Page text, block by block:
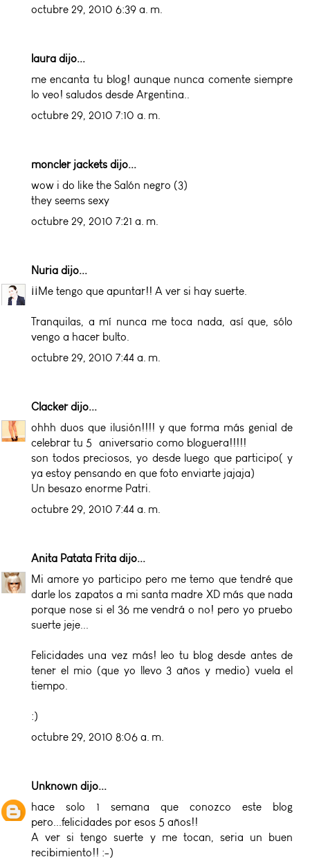
octubre 29, 2010 6:39 a. m.
laura dijo...
me encanta tu blog! aunque nunca comente siempre
lo veo! saludos desde Argentina..
octubre 29, 2010 7:10 a. m.
moncler jackets dijo...
wow i do like the Salón negro (3)
they seems sexy
octubre 29, 2010 7:21 a. m.
Nuria dijo...
¡¡Me tengo que apuntar!! A ver si hay suerte.
Tranquilas, a mí nunca me toca nada, así que, sólo
vengo a hacer bulto.
octubre 29, 2010 7:44 a. m.
Clackerdijo...
ohhh duos que ilusión!!!! y que forma más genial de
celebrar tu 5º aniversario como bloguera!!!!!
son todos preciosos, yo desde luego que participo( y
ya estoy pensando en que foto enviarte jajaja)
Un besazo enorme Patri.
octubre 29, 2010 7:44 a. m.
Anita Patata Frita dijo...
Mi amore yo participo pero me temo que tendré que
darle los zapatos a mi santa madre XD más que nada
porque nose si el 36 me vendrá o no! pero yo pruebo
suerte jeje...
Felicidades una vez más! leo tu blog desde antes de
tener el mio (que yo llevo 3 años y medio) vuela el
tiempo.
:)
octubre 29, 2010 8:06 a. m.
Unknown dijo...
hace solo 1 semana que conozco este blog
pero...felicidades por esos 5 años!!
A ver si tengo suerte y me tocan, seria un buen
recibimiento!! :-)